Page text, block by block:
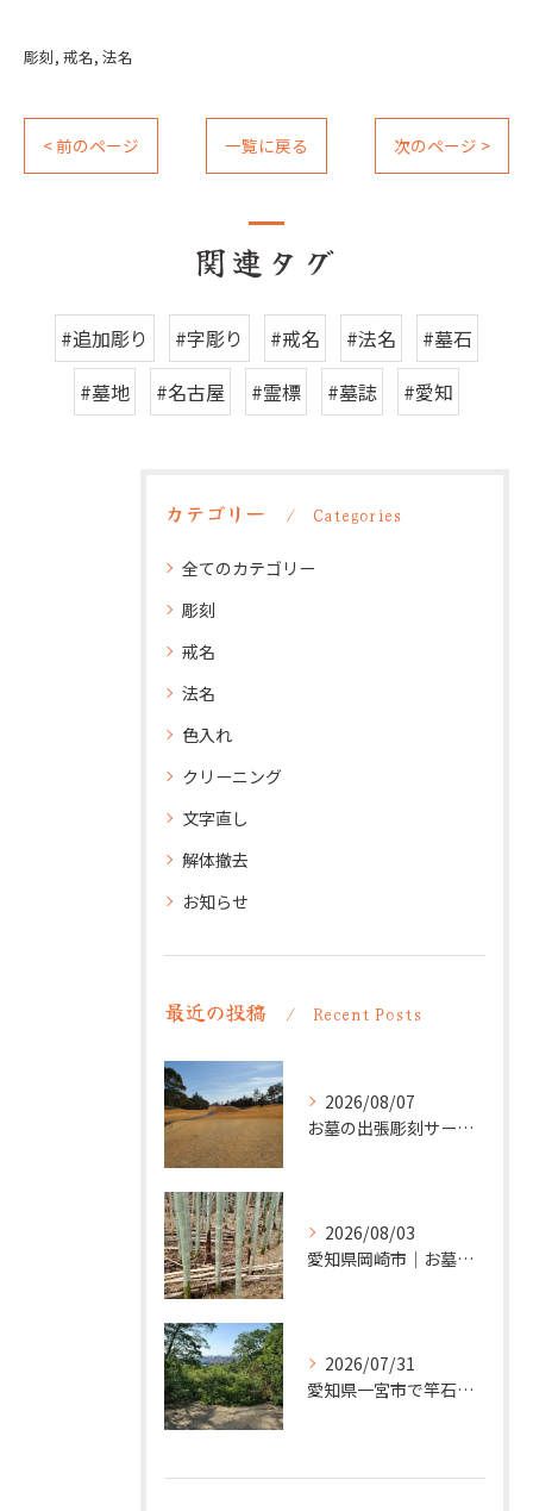
彫刻 戒名 法名
< 前のページ 一覧に戻る 次のページ >
関連タグ
#追加彫り #字彫り #戒名 #法名
#墓石
#墓地
#名古屋 #霊標 #墓誌 #愛知
カテゴリー Categories
全てのカテゴリー
彫刻
戒名
法名
色入れ
クリーニング
文字直し
解体撤去
お知らせ
最近の投稿 Recent Posts
2026/08/07
お墓の出張彫刻サービス【彫刻本舗】愛知県清須市
2026/08/03
愛知県岡崎市｜お墓の追加彫り施工例 ｜彫刻本舗
2026/07/31
愛知県一宮市で竿石への追加彫刻｜彫刻本舗